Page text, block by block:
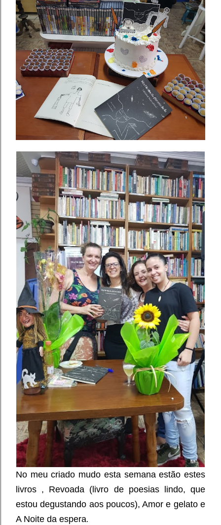
No meu criado mudo esta semana estão estes
livros , Revoada (livro de poesias lindo, que
estou degustando aos poucos), Amor e gelato e
A Noite da espera.